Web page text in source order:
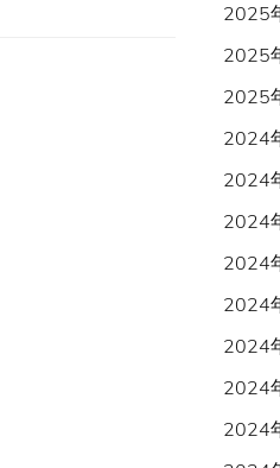
2025
2025
2025
2024
2024
2024
2024
2024
2024
2024
2024